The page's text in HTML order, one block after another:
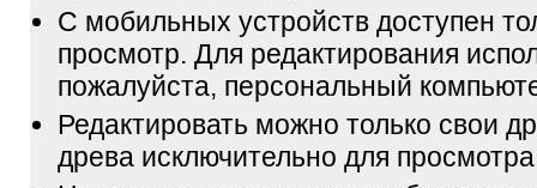
С мобильных устройств доступен
просмотр. Для редактирования
пожалуйста, персональный
Редактировать можно только свои
древа исключительно для